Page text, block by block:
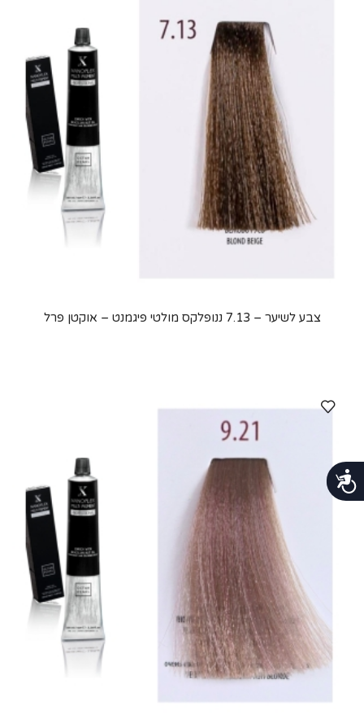
נגישות
צבע לשיער – 7.13 ננופלקס מולטי פיגמנט – אוקטן פרל